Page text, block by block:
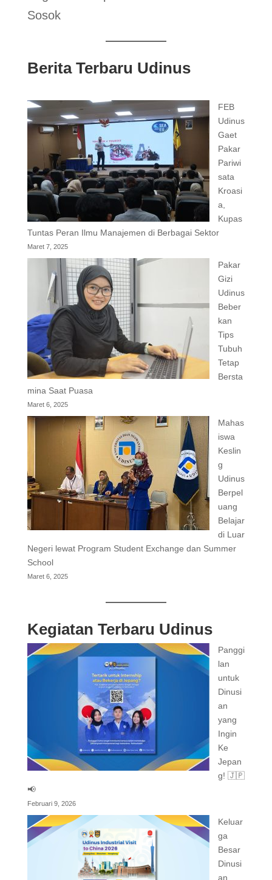
Sosok
Berita Terbaru Udinus
FEB
Udinus
Gaet
Pakar
Pariwi
sata
Kroasi
a,
Kupas
Tuntas Peran Ilmu Manajemen di Berbagai Sektor
Maret 7, 2025
Pakar
Gizi
Udinus
Beber
kan
Tips
Tubuh
Tetap
Bersta
mina Saat Puasa
Maret 6, 2025
Mahas
iswa
Keslin
g
Udinus
Berpel
uang
Belajar
di Luar
Negeri lewat Program Student Exchange dan Summer
School
Maret 6, 2025
Kegiatan Terbaru Udinus
Panggi
lan
untuk
Dinusi
an
yang
Ingin
Ke
Jepan
g! 🇯🇵
📢
Februari 9, 2026
Keluar
ga
Besar
Dinusi
an